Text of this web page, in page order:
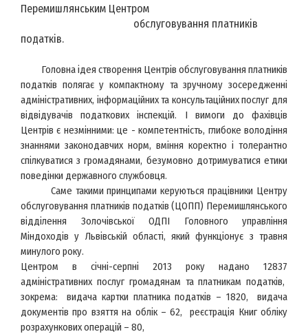
Перемишлянським Центром
обслуговування платників
податків.
Головна ідея створення Центрів обслуговування платників
податків полягає у компактному та зручному зосередженні
адміністративних, інформаційних та консультаційних послуг для
відвідувачів податкових інспекцій. І вимоги до фахівців
Центрів є незмінними: це - компетентність, глибоке володіння
знаннями законодавчих норм, вміння коректно і толерантно
спілкуватися з громадянами, безумовно дотримуватися етики
поведінки державного службовця.
Саме такими принципами керуються працівники Центру
обслуговування платників податків (ЦОПП) Перемишлянського
відділення Золочівської ОДПІ Головного управління
Міндоходів у Львівській області, який функціонує з травня
минулого року.
Центром в
січні-серпні 2013 року надано 12837
адміністративних послуг громадянам та платникам податків,
зокрема: видача картки платника податків – 1820, видача
документів про взяття на облік – 62, реєстрація Книг обліку
розрахункових операцій – 80,